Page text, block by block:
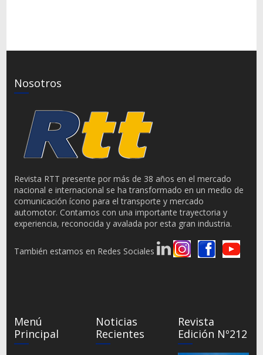
Nosotros
Revista RTT presente por más de 38 años en el mercado
nacional e internacional se ha transformado en un medio de
comunicación ícono para el transporte y mercado
automotor. Contamos con una importante trayectoria y
experiencia, reconocida y avalada por esta gran industria.
También estamos en Redes Sociales
Menú
Principal
Noticias
Recientes
Revista
Edición Nº212